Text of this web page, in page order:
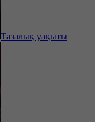
Тазалық уақыты